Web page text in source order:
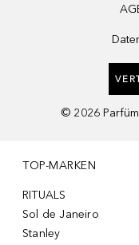
© 2026
TOP-MARKEN
RITUALS
Sol de Janeiro
Stanley